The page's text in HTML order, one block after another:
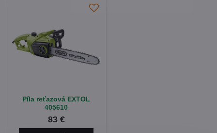
Píla reťazová EXTOL
405610
83 €